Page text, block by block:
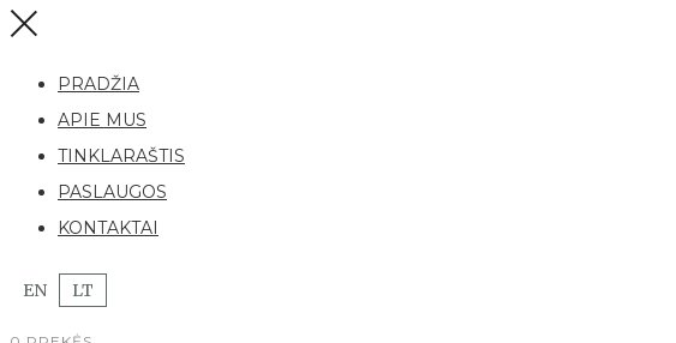
PRADŽIA
APIE MUS
TINKLARAŠTIS
PASLAUGOS
KONTAKTAI
EN LT